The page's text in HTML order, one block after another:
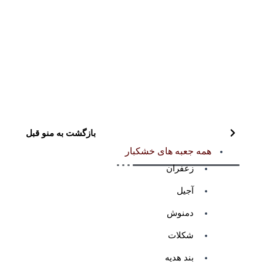
بازگشت به منو قبل
همه جعبه های خشکبار
زعفران
آجیل
دمنوش
شکلات
بند هدیه